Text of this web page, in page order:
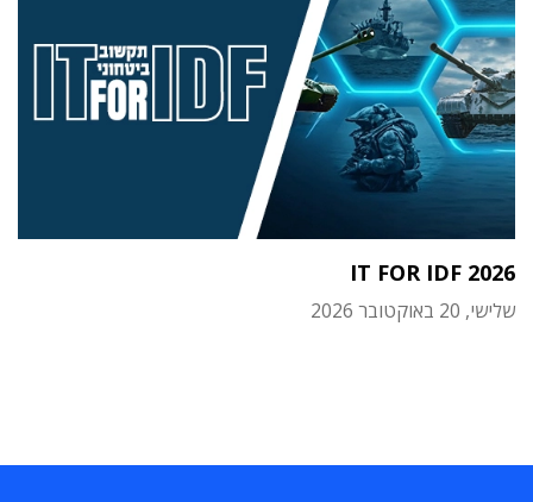
IT FOR IDF 2026
שלישי, 20 באוקטובר 2026